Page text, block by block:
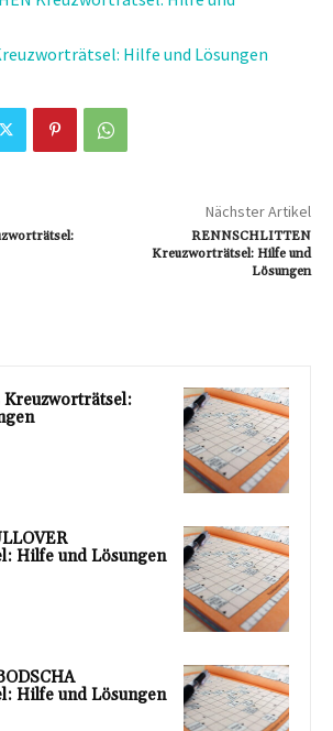
Hilfe und Lösungen
Nächster Artikel
RENNSCHLITTEN
Kreuzworträtsel: Hilfe und
Lösungen
Kreuzworträtsel:
Hilfe und Lösungen
Hilfe und Lösungen